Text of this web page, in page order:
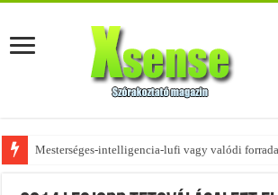
Mesterséges-intelligencia-lufi vagy valódi